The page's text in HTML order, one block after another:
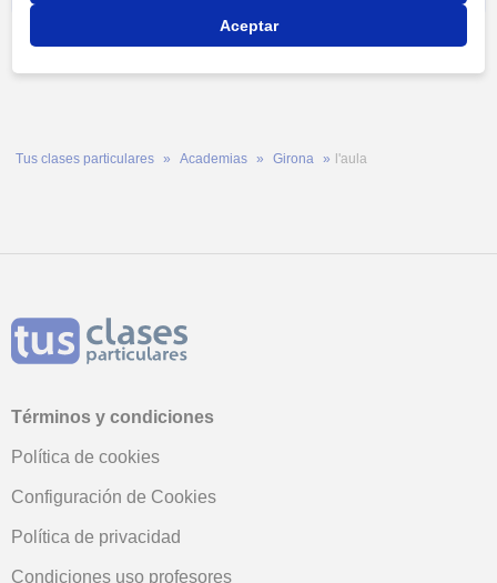
Tus clases particulares Academias Girona l'aula
Términos y condiciones
Política de cookies
Configuración de Cookies
Política de privacidad
Condiciones uso profesores
Aceptar